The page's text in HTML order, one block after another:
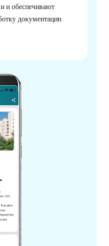
и обеспечивают
документации